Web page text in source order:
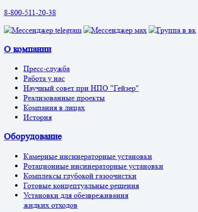
8-800-511-20-38
О компании
Пресс-служба
Работа у нас
Научный совет при НПО "Гейзер"
Реализованные проекты
Компания в лицах
История
Оборудование
Камерные инсинераторные установки
Ротационные инсинераторные установки
Комплексы глубокой газоочистки
Готовые концептуальные решения
Установки для обезвреживания
жидких отходов